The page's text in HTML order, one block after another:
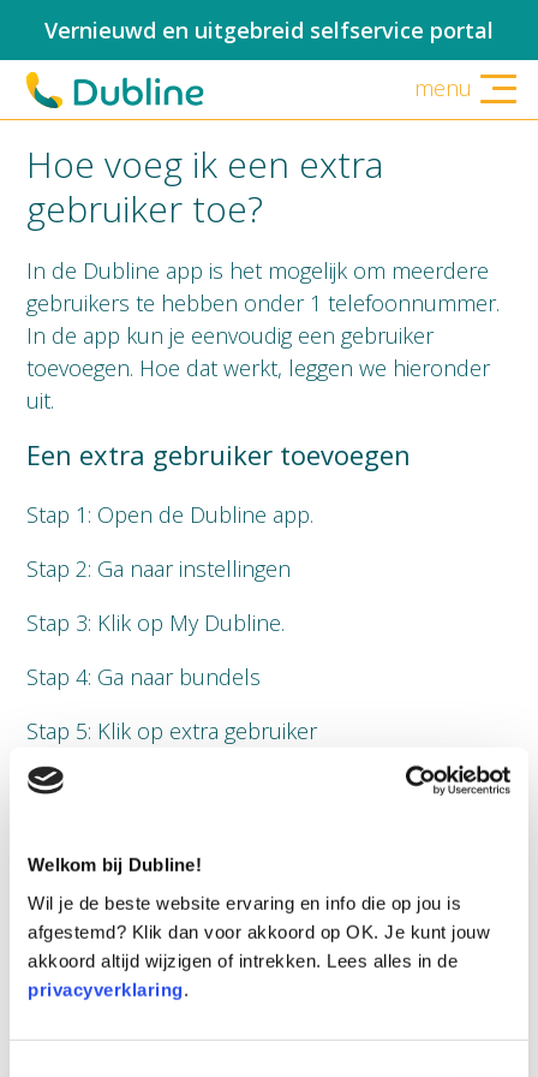
Welkom bij Dubline!
Wil je de beste website ervaring en info die op jou is
afgestemd? Klik dan voor akkoord op OK. Je kunt jouw
akkoord altijd wijzigen of intrekken. Lees alles in de
privacyverklaring.
Vernieuwd en uitgebreid selfservice portal
menu
Hoe voeg ik een extra
gebruiker toe?
In de Dubline app is het mogelijk om meerdere
gebruikers te hebben onder 1 telefoonnummer.
In de app kun je eenvoudig een gebruiker
toevoegen. Hoe dat werkt, leggen we hieronder
uit.
Een extra gebruiker toevoegen
Stap 1: Open de Dubline app.
Stap 2: Ga naar instellingen
Stap 3: Klik op My Dubline.
Stap 4: Ga naar bundels
Stap 5: Klik op extra gebruiker
Stap 6: Voer de gegevens van de nieuwe
Stap 7: De nieuwe gebruiker ontvangt een e-mail
als het account klaar is voor gebruik.
een extra gebruiker toevoegt.